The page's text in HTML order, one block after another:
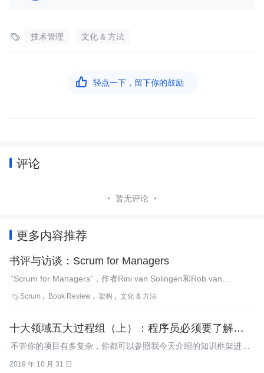
 技术管理 文化 & 方法
 轻点一下，留下你的鼓励
评论
暂无评论
更多内容推荐
书评与访谈：Scrum for Managers
“Scrum for Managers”，作者Rini van Solingen和Rob van
Lanen，是一本为希望或者正在实施Scrum的组织提供答案的新
ROI，定义团队和在组织结构和系统内锚定Scrum，等等。
Scrum Book Review 架构 文化 & 方法
十大领域五大过程组（上）：程序员必须要了解的项
目管理常识
不管你的项目有多复杂，你都可以参照我今天介绍的知识框架进行
2019 年 10 月 31 日